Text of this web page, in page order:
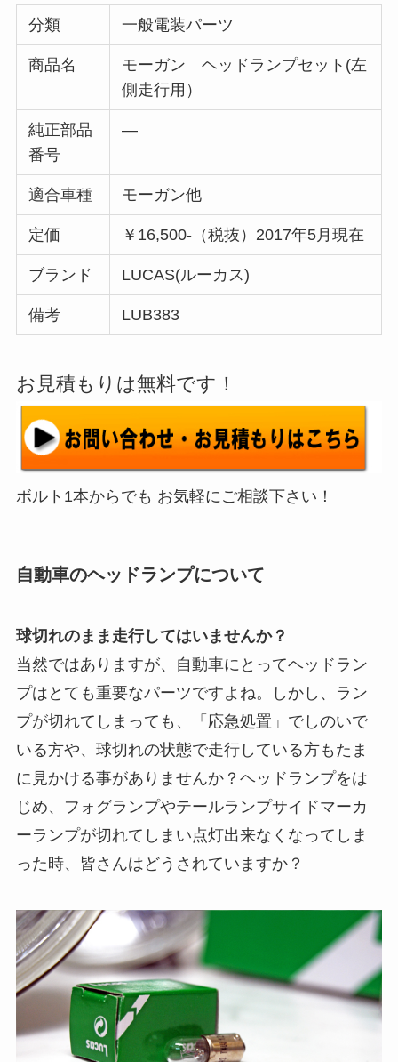
分類 一般電装パーツ
商品名
モーガン ヘッドランプセット(左
側走行用）
純正部品
番号
—
適合車種 モーガン他
定価 ￥16,500-（税抜）2017年5月現在
ブランド LUCAS(ルーカス)
備考 LUB383
お見積もりは無料です！
ボルト1本からでも お気軽にご相談下さい！
自動車のヘッドランプについて
球切れのまま走行してはいませんか？
当然ではありますが、自動車にとってヘッドラン
プはとても重要なパーツですよね。しかし、ラン
プが切れてしまっても、「応急処置」でしのいで
いる方や、球切れの状態で走行している方もたま
に見かける事がありませんか？ヘッドランプをは
じめ、フォグランプやテールランプサイドマーカ
ーランプが切れてしまい点灯出来なくなってしま
った時、皆さんはどうされていますか？